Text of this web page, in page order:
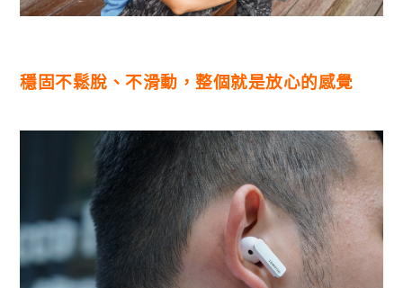
穩固不鬆脫、不滑動，整個就是放心的感覺